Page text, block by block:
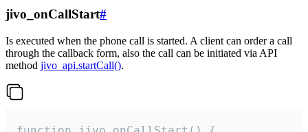
jivo_onCallStart#
Is executed when the phone call is started. A client can order a call
through the callback form, also the call can be initiated via API
method jivo_api.startCall().